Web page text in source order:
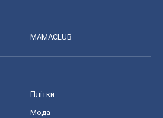
MAMACLUB
Плітки
Мода